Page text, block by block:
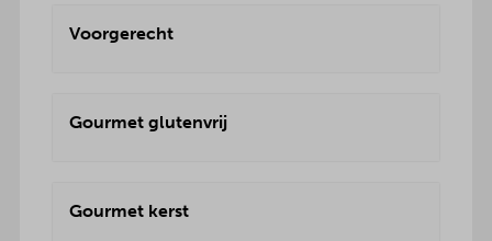
Voorgerecht
Gourmet glutenvrij
Gourmet kerst